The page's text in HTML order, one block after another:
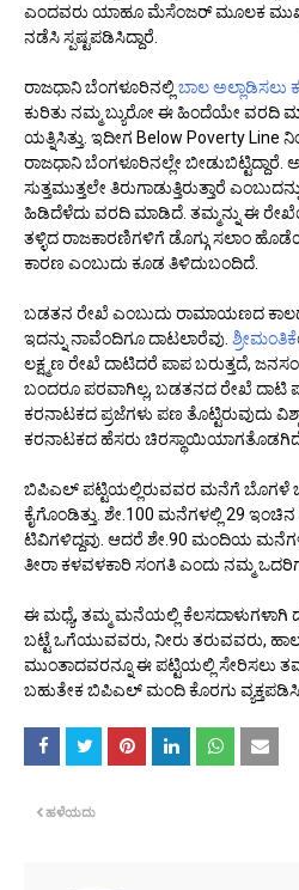
ಎಂದವರು ಯಾಹೂ ಮೆಸೆಂಜರ್ ಮೂಲಕ
ನಡೆಸಿ ಸ್ಪಷ್ಟಪಡಿಸಿದ್ದಾರೆ.
ರಾಜಧಾನಿ ಬೆಂಗಳೂರಿನಲ್ಲಿ ಬಾಲ ಅಲ್ಲಾಡಿಸಲು
ಕುರಿತು ನಮ್ಮ ಬ್ಯುರೋ ಈ ಹಿಂದೆಯೇ ವರದಿ
ಯತ್ನಿಸಿತ್ತು. ಇದೀಗ Below Poverty Line
ರಾಜಧಾನಿ ಬೆಂಗಳೂರಿನಲ್ಲೇ
ಸುತ್ತಮುತ್ತಲೇ ತಿರುಗಾಡುತ್ತಿರುತ್ತಾರೆ
ಹಿಡಿದೆಳೆದು ವರದಿ ಮಾಡಿದೆ. ತಮ್ಮನ್ನು ಈ
ತಳ್ಳಿದ ರಾಜಕಾರಣಿಗಳಿಗೆ ಡೊಗ್ಗು ಸಲಾಂ
ಕಾರಣ ಎಂಬುದು ಕೂಡ ತಿಳಿದುಬಂದಿದೆ.
ಬಡತನ ರೇಖೆ ಎಂಬುದು ರಾಮಾಯಣದ
ಇದನ್ನು ನಾವೆಂದಿಗೂ ದಾಟಲಾರೆವು. ಶ್ರೀಮಂತಿಕೆ
ಲಕ್ಷ್ಮಣ ರೇಖೆ ದಾಟಿದರೆ ಪಾಪ ಬರುತ್ತದೆ,
ಬಂದರೂ ಪರವಾಗಿಲ್ಲ, ಬಡತನದ ರೇಖೆ ದಾಟಿ
ಕರನಾಟಕದ ಪ್ರಜೆಗಳು ಪಣ ತೊಟ್ಟಿರುವುದು
ಕರನಾಟಕದ ಹೆಸರು
ಬಿಪಿಎಲ್ ಪಟ್ಟಿಯಲ್ಲಿರುವವರ ಮನೆಗೆ ಬೊಗಳೆ
ಕೈಗೊಂಡಿತ್ತು. ಶೇ.100 ಮನೆಗಳಲ್ಲಿ 29
ಟಿವಿಗಳಿದ್ದವು. ಆದರೆ ಶೇ.90 ಮಂದಿಯ
ತೀರಾ ಕಳವಳಕಾರಿ ಸಂಗತಿ ಎಂದು ನಮ್ಮ
ಈ ಮಧ್ಯೆ, ತಮ್ಮ ಮನೆಯಲ್ಲಿ ಕೆಲಸದಾಳುಗಳಾಗಿ
ಬಟ್ಟೆ ಒಗೆಯುವವರು, ನೀರು ತರುವವರು,
ಮುಂತಾದವರನ್ನೂ ಈ ಪಟ್ಟಿಯಲ್ಲಿ ಸೇರಿಸಲು
ಬಹುತೇಕ ಬಿಪಿಎಲ್ ಮಂದಿ ಕೊರಗು
ಹಳೆಯದು